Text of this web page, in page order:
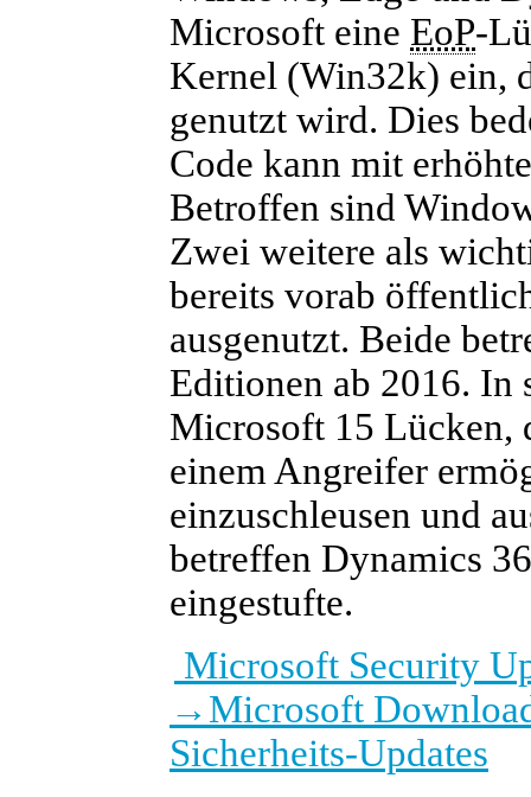
Microsoft eine EoP-
Kernel (Win32k) ein,
genutzt wird. Dies
Code kann mit
Betroffen sind
Zwei weitere als
bereits vorab
ausgenutzt. Beide
Editionen ab 2016. In
Microsoft 15 Lücken,
einem Angreifer
einzuschleusen und
betreffen Dynamics
eingestufte.
Microsoft Security
→Microsoft
Sicherheits-Updates